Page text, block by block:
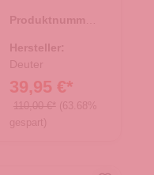
Produktnummer:
Hersteller:
Deuter
39,95 €*
110,00 €* (63.68%
gespart)